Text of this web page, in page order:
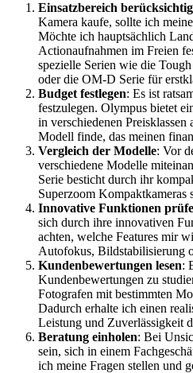
Einsatzbereich
Kamera kaufe, sollte ich
Möchte ich hauptsächlich
Actionaufnahmen im Freien
spezielle Serien wie die
oder die OM-D Serie für
Budget festlegen: Es ist
festzulegen. Olympus bietet
in verschiedenen Preisklassen
Modell finde, das meinen
Vergleich der Modelle: Vor
verschiedene Modelle
Serie besticht durch ihr
Superzoom
Innovative Funktionen
sich durch ihre innovativen
achten, welche Features mir
Autofokus, Bildstabilisierung
Kundenbewertungen lesen:
Kundenbewertungen zu
Fotografen mit bestimmten
Dadurch erhalte ich einen
Leistung und Zuverlässigkeit
Beratung einholen: Bei
sein, sich in einem
ich meine Fragen stellen und